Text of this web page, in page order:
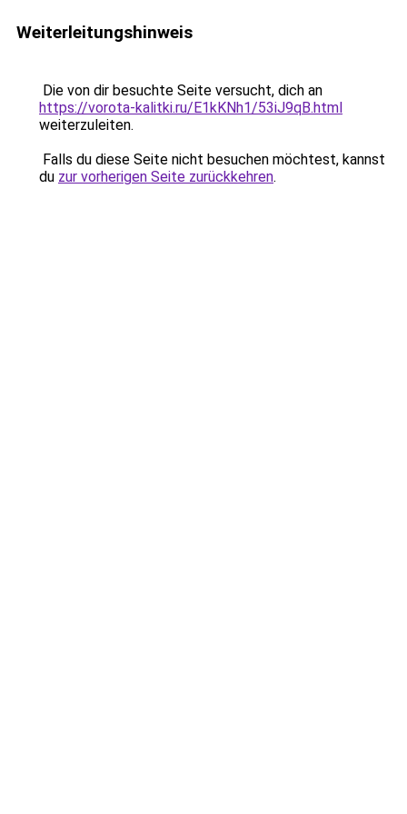
Weiterleitungshinweis
Die von dir besuchte Seite versucht, dich an
https://vorota-kalitki.ru/E1kKNh1/53iJ9qB.html
weiterzuleiten.
Falls du diese Seite nicht besuchen möchtest, kannst
du zur vorherigen Seite zurückkehren.